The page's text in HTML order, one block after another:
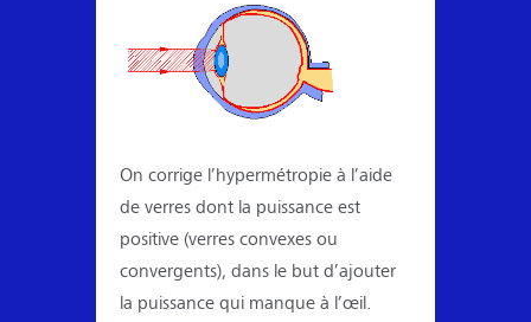
On corrige l’hypermétropie à l’aide
de verres dont la puissance est
positive (verres convexes ou
convergents), dans le but d’ajouter
la puissance qui manque à l’œil.